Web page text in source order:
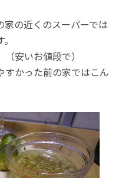
の近くのスーパーでは
安いお値段で）
すかった前の家ではこん